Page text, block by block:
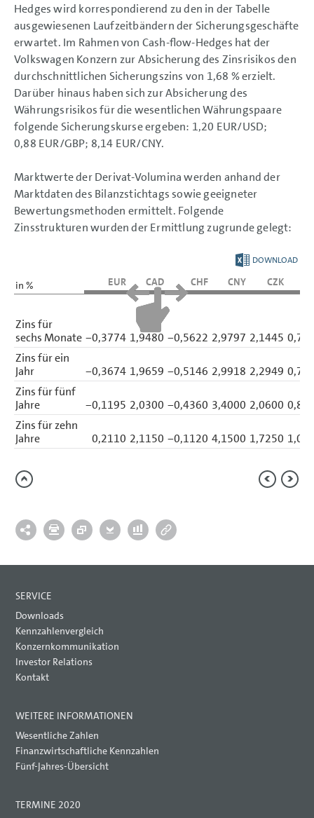
Hedges wird korrespondierend zu den in der Tabelle
ausgewiesenen Laufzeitbändern der Sicherungsgeschäfte
erwartet. Im Rahmen von Cash-flow-Hedges hat der
Volkswagen Konzern zur Absicherung des Zinsrisikos den
durchschnittlichen Sicherungszins von 1,68 % erzielt.
Darüber hinaus haben sich zur Absicherung des
Währungsrisikos für die wesentlichen Währungspaare
folgende Sicherungskurse ergeben: 1,20 EUR/USD;
0,88 EUR/GBP; 8,14 EUR/CNY.
Marktwerte der Derivat-Volumina werden anhand der
Marktdaten des Bilanzstichtags sowie geeigneter
Bewertungsmethoden ermittelt. Folgende
Zinsstrukturen wurden der Ermittlung zugrunde gelegt:
DOWNLOAD
in % EUR CAD CHF CNY CZK
Zins für
sechs Monate −0,3774 1,9480 −0,5622 2,9797 2,1445
Zins für ein
Jahr
−0,3674 1,9659 −0,5146 2,9918 2,2949
Zins für fünf
Jahre
−0,1195 2,0300 −0,4360 3,4000 2,0600
Zins für zehn
Jahre
0,2110 2,1150 −0,1120 4,1500 1,7250
SERVICE
Downloads
Kennzahlenvergleich
Konzernkommunikation
Investor Relations
Kontakt
WEITERE INFORMATIONEN
Wesentliche Zahlen
Finanzwirtschaftliche Kennzahlen
Fünf-Jahres-Übersicht
TERMINE 2020